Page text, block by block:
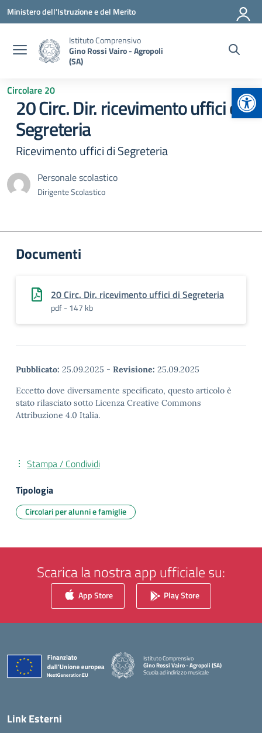
Vai ai contenuti
Vai al menu di navigazione
Vai al footer
Ministero dell'Istruzione e del Merito
Istituto Comprensivo
Gino Rossi Vairo - Agropoli
(SA)
Circolare 20
20 Circ. Dir. ricevimento uffici di
Segreteria
Ricevimento uffici di Segreteria
Personale scolastico
Dirigente Scolastico
Documenti
20 Circ. Dir. ricevimento uffici di Segreteria
pdf - 147 kb
Pubblicato: 25.09.2025 - Revisione: 25.09.2025
Eccetto dove diversamente specificato, questo articolo è
stato rilasciato sotto Licenza Creative Commons
Attribuzione 4.0 Italia.
Stampa / Condividi
Tipologia
Circolari per alunni e famiglie
Scarica la nostra app ufficiale su:
App Store Play Store
Istituto Comprensivo
Gino Rossi Vairo - Agropoli (SA)
Scuola ad indirizzo musicale
Link Esterni